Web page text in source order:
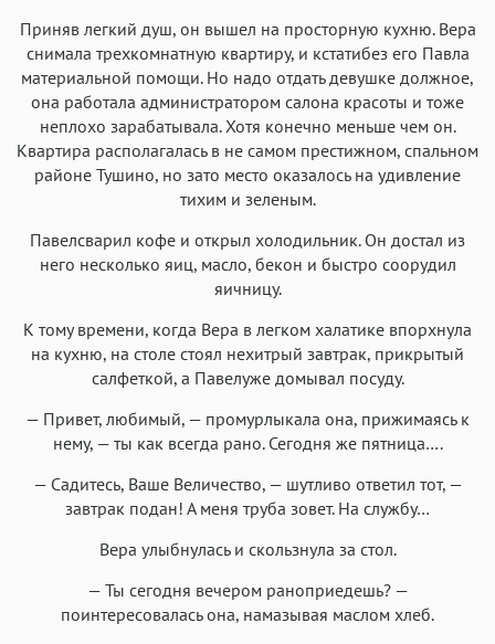
Приняв легкий душ, он вышел на просторную кухню. Вера
снимала трехкомнатную квартиру, и кстатибез его Павла
материальной помощи. Но надо отдать девушке должное,
она работала администратором салона красоты и тоже
неплохо зарабатывала. Хотя конечно меньше чем он.
Квартира располагалась в не самом престижном, спальном
районе Тушино, но зато место оказалось на удивление
тихим и зеленым.
Павелсварил кофе и открыл холодильник. Он достал из
него несколько яиц, масло, бекон и быстро соорудил
яичницу.
К тому времени, когда Вера в легком халатике впорхнула
на кухню, на столе стоял нехитрый завтрак, прикрытый
салфеткой, а Павелуже домывал посуду.
— Привет, любимый, — промурлыкала она, прижимаясь к
нему, — ты как всегда рано. Сегодня же пятница….
— Садитесь, Ваше Величество, — шутливо ответил тот, —
завтрак подан! А меня труба зовет. На службу…
Вера улыбнулась и скользнула за стол.
— Ты сегодня вечером раноприедешь? —
поинтересовалась она, намазывая маслом хлеб.